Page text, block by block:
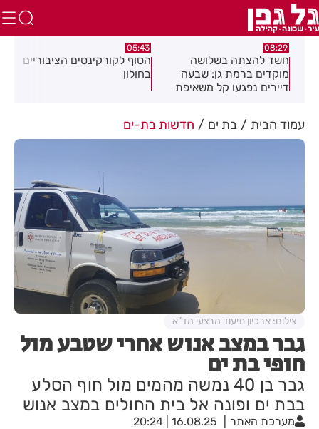
08:29
חשד להצתה בשלושה
מוקדים ברמת גן: שבעה
דיירים נפגעו קל משאיפת
05:43
הסוף לקורקינטים הציבוריים
בחולון
עמוד הבית בת ים חדשות בת-ים
גבר במצב אנוש אחרי שטבע מול
חופי בת ים
גבר בן 40 נמשה מהמים מול חוף הסלע
בבת ים ופונה אל בית החולים במצב אנוש
מערכת האתר 16.08.25 | 20:24
צילום: ארכיון תיעוד מבצעי מד"א